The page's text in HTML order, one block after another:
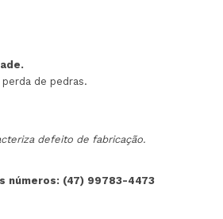
de pedras.
defeito de fabricação.
números: (47) 99783-4473